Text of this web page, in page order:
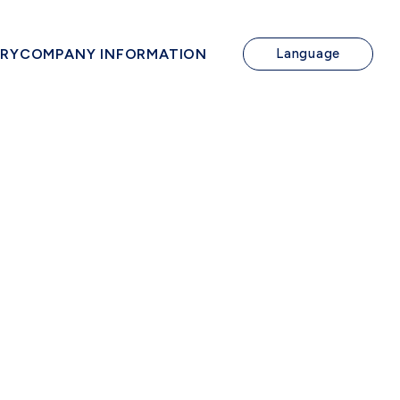
COMPANY INFORMATION Language